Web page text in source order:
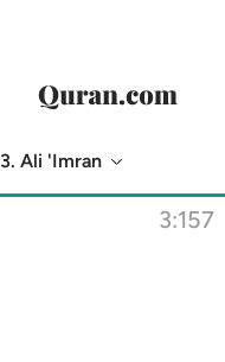
3. Ali 'Imranการแปล
3:157